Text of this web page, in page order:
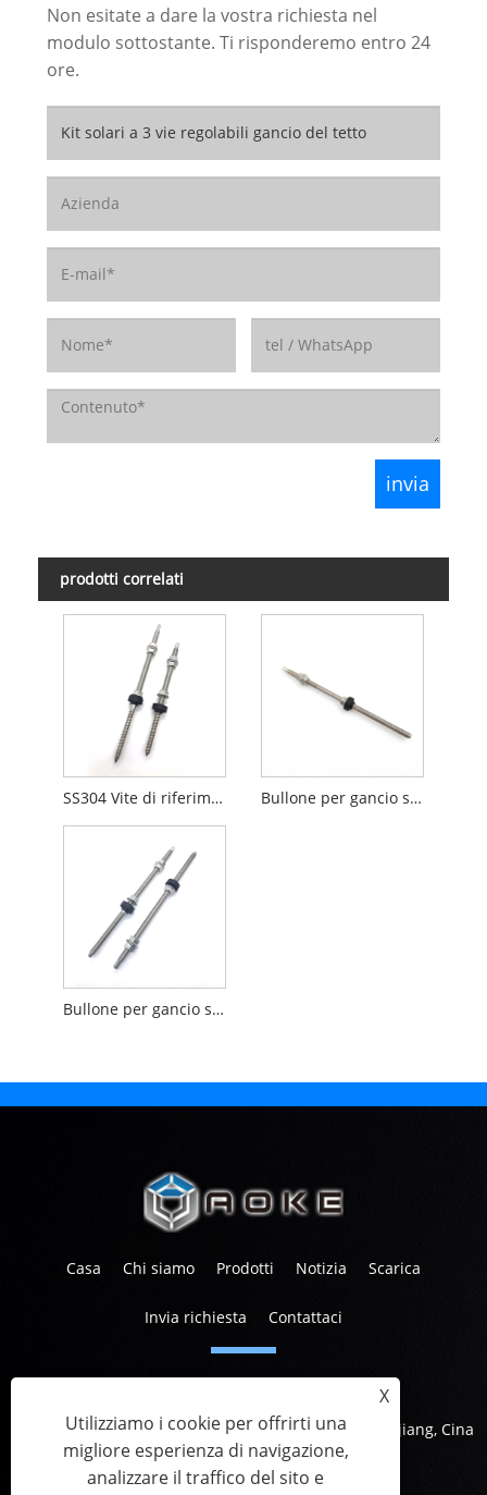
Non esitate a dare la vostra richiesta nel
modulo sottostante. Ti risponderemo entro 24
ore.
prodotti correlati
SS304 Vite di riferimento per bullone di sospensione per montaggio su tetto solare Bullone per gancio solare in acciaio inossidabile per struttura in acciaio
Bullone per gancio solare A2 in acciaio inossidabile per metallo
Casa Chi siamo Prodotti Notizia Scarica
Invia richiesta Contattaci
Indirizzo:Piazza Canaan, Nanhu Avenue, Jiaxing, Zhejiang, Cina
X
Utilizziamo i cookie per offrirti una
migliore esperienza di navigazione,
analizzare il traffico del sito e